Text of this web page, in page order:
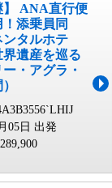
】 ANA直行便
添乗員同
タルホテ
遺産を巡る
・アグラ・
05日 出発